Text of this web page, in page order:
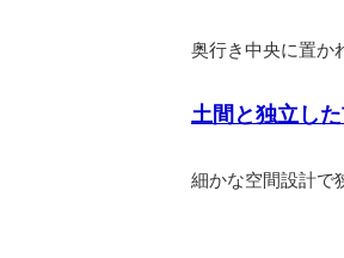
奥行き中央に置か
土間と独立し
細かな空間設計で